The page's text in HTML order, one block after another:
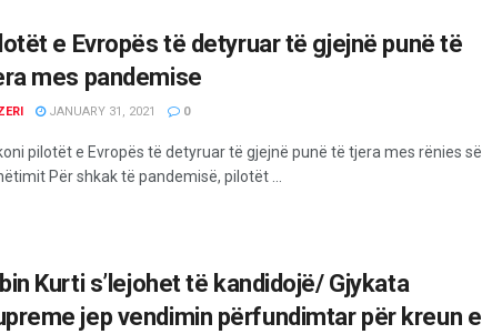
e Evropës të detyruar të gjejnë punë të
mes pandemise
JANUARY 31, 2021 0
pilotët e Evropës të detyruar të gjejnë punë të tjera mes rënies së
Për shkak të pandemisë, pilotët ...
Kurti s’lejohet të kandidojë/ Gjykata
jep vendimin përfundimtar për kreun e